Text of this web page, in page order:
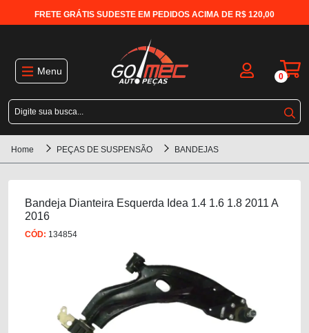
FRETE GRÁTIS SUDESTE EM PEDIDOS ACIMA DE R$ 120,00
Menu 0
Home PEÇAS DE SUSPENSÃO BANDEJAS
Bandeja Dianteira Esquerda Idea 1.4 1.6 1.8 2011 A
2016
CÓD: 134854